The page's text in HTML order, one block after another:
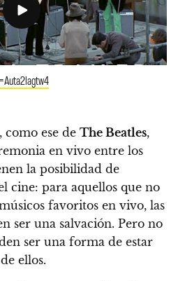
como ese de The Beatles,
en vivo entre los
la posibilidad de
cine: para aquellos que no
favoritos en vivo, las
ser una salvación. Pero no
ser una forma de estar
ellos.